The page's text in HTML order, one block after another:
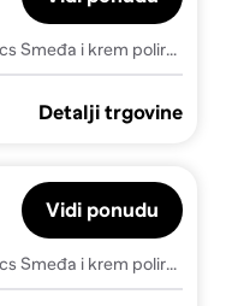
Set sofe s jastukom s jastukom 9 pcs Smeđa i krem poliratan
Detalji trgovine
Set sofe s jastukom s jastukom 9 pcs Smeđa i krem poliratan
Vidi ponudu